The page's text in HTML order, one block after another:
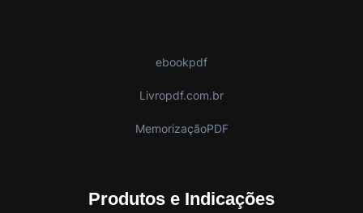
ebookpdf
Livropdf.com.br
MemorizaçãoPDF
Produtos e Indicações